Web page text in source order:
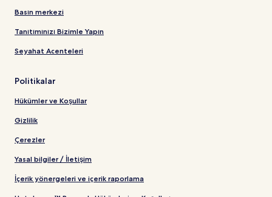
Basın merkezi
Tanıtımınızı Bizimle Yapın
Seyahat Acenteleri
Politikalar
Hükümler ve Koşullar
Gizlilik
Çerezler
Yasal bilgiler / İletişim
İçerik yönergeleri ve içerik raporlama